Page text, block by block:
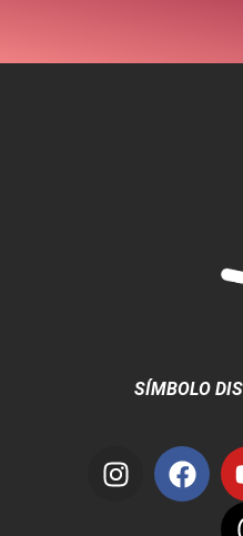
SÍMBOLO